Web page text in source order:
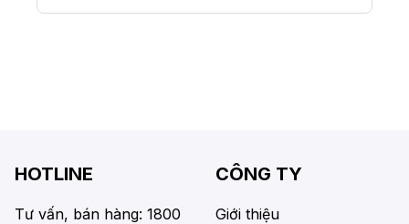
HOTLINE
Tư vấn, bán hàng: 1800
CÔNG TY
Giới thiệu